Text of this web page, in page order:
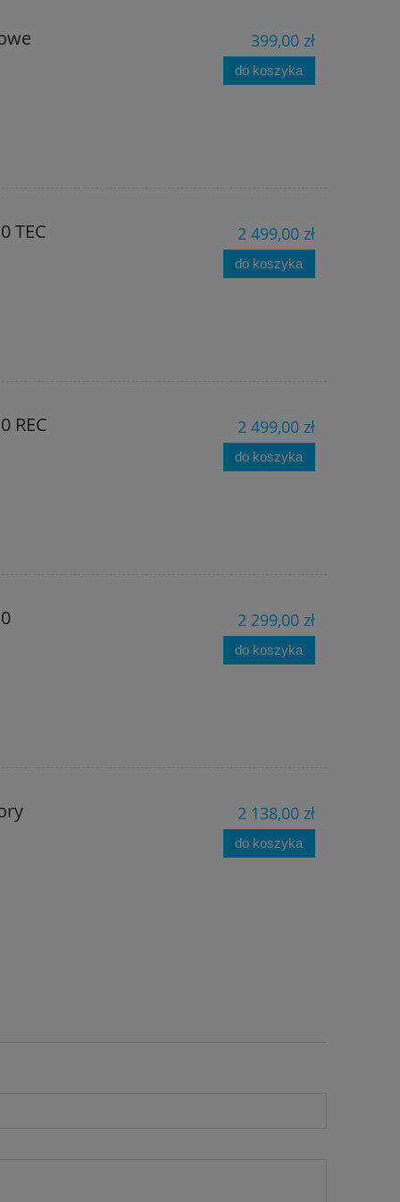
399,00 zł
do koszyka
TEC 2 499,00 zł
do koszyka
REC 2 499,00 zł
do koszyka
2 299,00 zł
do koszyka
2 138,00 zł
do koszyka